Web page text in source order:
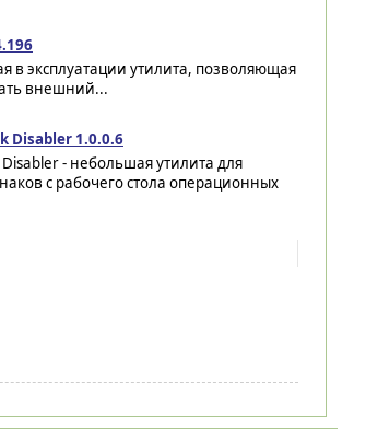
в эксплуатации утилита, позволяющая
внешний...
Disabler 1.0.0.6
- небольшая утилита для
с рабочего стола операционных